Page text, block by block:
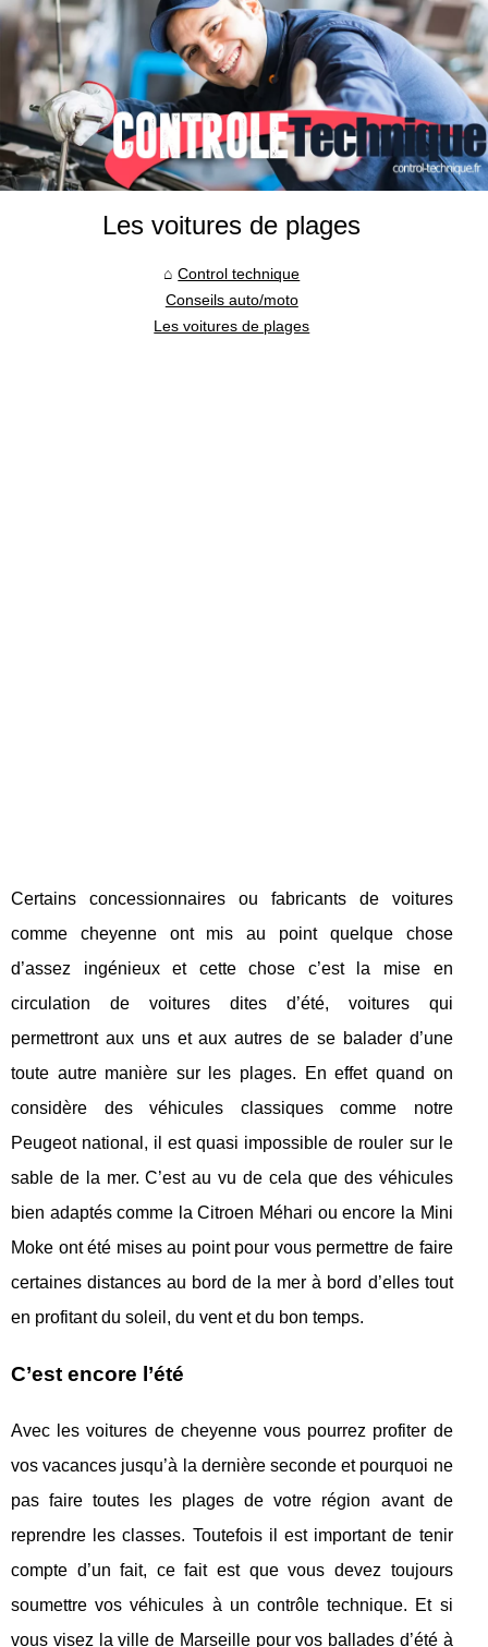
Les voitures de plages
Control technique
Conseils auto/moto
Les voitures de plages
Certains concessionnaires ou fabricants de voitures
comme cheyenne ont mis au point quelque chose
d’assez ingénieux et cette chose c’est la mise en
circulation de voitures dites d’été, voitures qui
permettront aux uns et aux autres de se balader d’une
toute autre manière sur les plages. En effet quand on
considère des véhicules classiques comme notre
Peugeot national, il est quasi impossible de rouler sur le
sable de la mer. C’est au vu de cela que des véhicules
bien adaptés comme la Citroen Méhari ou encore la Mini
Moke ont été mises au point pour vous permettre de faire
certaines distances au bord de la mer à bord d’elles tout
en profitant du soleil, du vent et du bon temps.
C’est encore l’été
Avec les voitures de cheyenne vous pourrez profiter de
vos vacances jusqu’à la dernière seconde et pourquoi ne
pas faire toutes les plages de votre région avant de
reprendre les classes. Toutefois il est important de tenir
compte d’un fait, ce fait est que vous devez toujours
soumettre vos véhicules à un contrôle technique. Et si
vous visez la ville de Marseille pour vos ballades d’été à